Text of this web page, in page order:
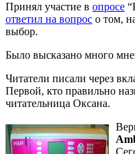
Принял участие в опросе
ответил на вопрос о том,
выбор.
Было высказано много
Читатели писали через
Первой, кто правильно
читательница Оксана.